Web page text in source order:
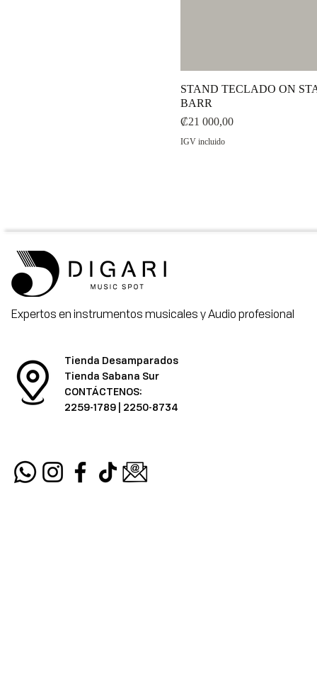
STAND TECLADO ON
BARR
Precio
₡21 000,00
IGV incluido
Expertos en instrumentos musicales y Audio profesional
Tienda Desamparados
Tienda Sabana Sur
CONTÁCTENOS:
2259-1789 | 2250-8734